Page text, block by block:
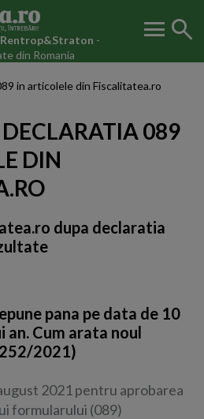
Rentrop&Straton -
din Romania
menu search
in articolele din Fiscalitatea.ro
DECLARATIA 089
DIN
dupa declaratia
pana pe data de 10
an. Cum arata noul
2021)
2021 pentru aprobarea
formularului (089)